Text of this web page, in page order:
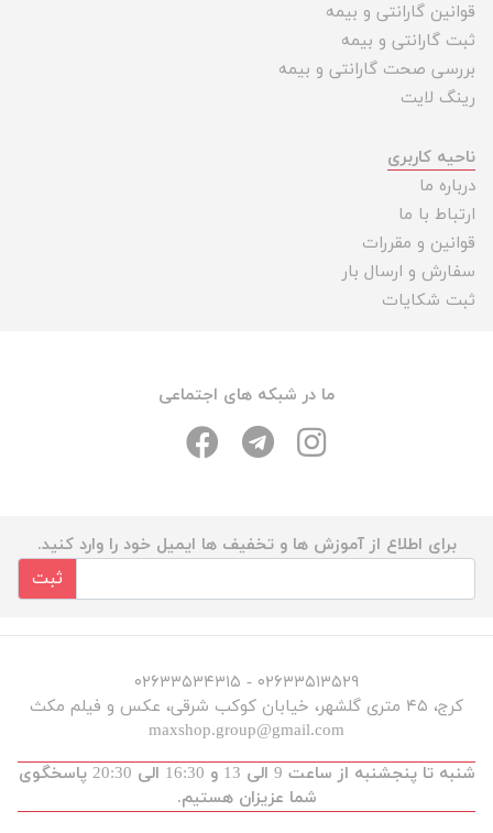
قوانین گارانتی و بیمه
ثبت گارانتی و بیمه
بررسی صحت گارانتی و بیمه
رینگ لایت
ناحیه کاربری
درباره ما
ارتباط با ما
قوانین و مقررات
سفارش و ارسال بار
ثبت شکایات
ما در شبکه های اجتماعی
برای اطلاع از آموزش ها و تخفیف ها ایمیل خود را وارد کنید.
ثبت
۰۲۶۳۳۵۱۳۵۲۹ - ۰۲۶۳۳۵۳۴۳۱۵
کرج، ۴۵ متری گلشهر، خیابان کوکب شرقی، عکس و فیلم مکث
maxshop.group@gmail.com
شنبه تا پنجشنبه از ساعت 9 الی 13 و 16:30 الی 20:30 پاسخگوی
شما عزیزان هستیم.